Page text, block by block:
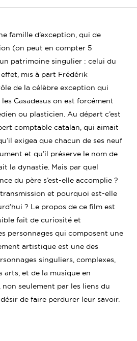
famille d’exception, qui de
(on peut en compter 5
patrimoine singulier : celui du
mis à part Frédérik
de la célèbre exception qui
Casadesus on est forcément
ou plasticien. Au départ c’est
comptable catalan, qui aimait
exigea que chacun de ses neuf
et qu’il préserve le nom de
la dynastie. Mais par quel
du père s’est-elle accomplie ?
transmission et pourquoi est-elle
? Le propos de ce film est
fait de curiosité et
personnages qui composent une
artistique est une des
singuliers, complexes,
arts, et de la musique en
seulement par les liens du
de faire perdurer leur savoir.